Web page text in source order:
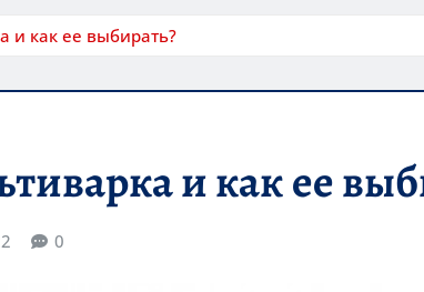
и как ее выбирать?
и как ее
0